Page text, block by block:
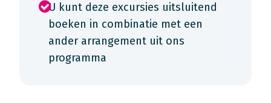
U kunt deze excursies uitsluitend
boeken in combinatie met een
ander arrangement uit ons
programma